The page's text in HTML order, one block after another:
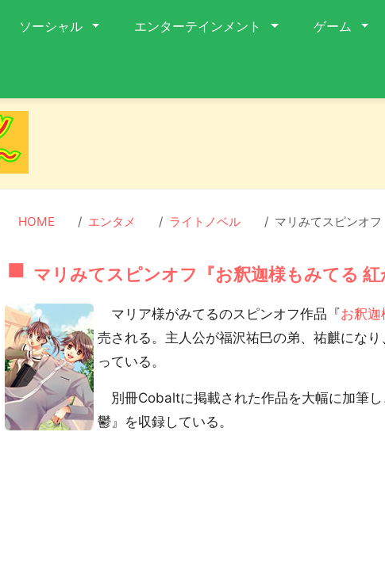
ソーシャル エンターテインメント ゲーム
HOME エンタメ ライトノベル マリみてスピンオフ
マリみてスピンオフ『お釈迦様もみてる 紅
マリア様がみてるのスピンオフ作品『お釈
売される。主人公が福沢祐巳の弟、祐麒にな
っている。
別冊Cobaltに掲載された作品を大幅に加筆
鬱』を収録している。